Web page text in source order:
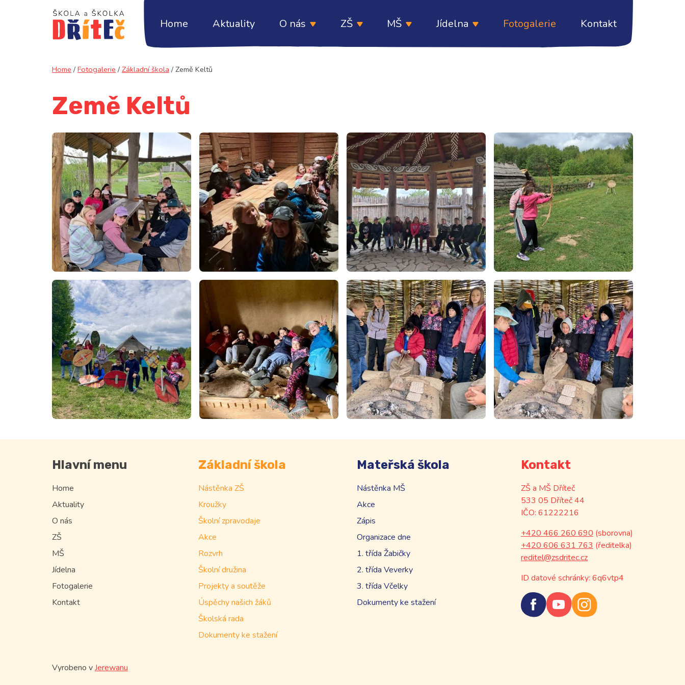
Home Aktuality O nás ZŠ MŠ Jídelna Fotogalerie Kontakt
Home / Fotogalerie / Základní škola / Země Keltů
Země Keltů
Hlavní menu
Home
Aktuality
O nás
ZŠ
MŠ
Jídelna
Fotogalerie
Kontakt
Základní škola
Nástěnka ZŠ
Kroužky
Školní zpravodaje
Akce
Rozvrh
Školní družina
Projekty a soutěže
Úspěchy našich žáků
Školská rada
Dokumenty ke stažení
Mateřská škola
Nástěnka MŠ
Akce
Zápis
Organizace dne
1. třída Žabičky
2. třída Veverky
3. třída Včelky
Dokumenty ke stažení
Kontakt
ZŠ a MŠ Dříteč
533 05 Dříteč 44
IČO: 61222216
+420 466 260 690 (sborovna)
+420 606 631 763 (ředitelka)
reditel@zsdritec.cz
ID datové schránky: 6q6vtp4
Vyrobeno vJerewanu